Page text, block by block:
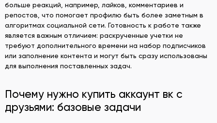
больше реакций, например, лайков, комментариев и
репостов, что помогает профилю быть более заметным в
алгоритмах социальной сети. Готовность к работе также
является важным отличием: раскрученные учетки не
требуют дополнительного времени на набор подписчиков
или заполнение контента и могут быть сразу использованы
для выполнения поставленных задач.
Почему нужно купить аккаунт вк с
друзьями: базовые задачи